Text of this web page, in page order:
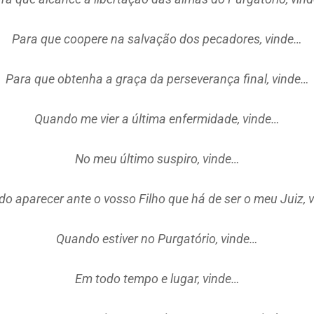
Para que coopere na salvação dos pecadores, vinde…
Para que obtenha a graça da perseverança final, vinde…
Quando me vier a última enfermidade, vinde…
No meu último suspiro, vinde…
aparecer ante o vosso Filho que há de ser o meu Juiz,
Quando estiver no Purgatório, vinde…
Em todo tempo e lugar, vinde…